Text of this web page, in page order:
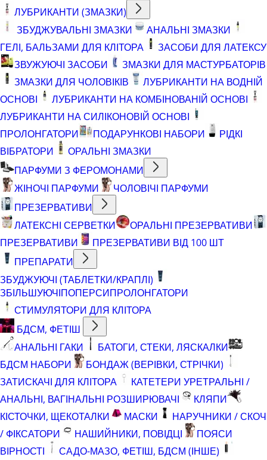
ЛУБРИКАНТИ (ЗМАЗКИ)
ЗБУДЖУВАЛЬНІ ЗМАЗКИ
АНАЛЬНІ ЗМАЗКИ
ГЕЛІ, БАЛЬЗАМИ ДЛЯ КЛІТОРА
ЗАСОБИ ДЛЯ ЛАТЕКСУ
ЗВУЖУЮЧІ ЗАСОБИ
ЗМАЗКИ ДЛЯ МАСТУРБАТОРІВ
ЗМАЗКИ ДЛЯ ЧОЛОВІКІВ
ЛУБРИКАНТИ НА ВОДНІЙ
ОСНОВІ
ЛУБРИКАНТИ НА КОМБІНОВАНІЙ ОСНОВІ
ЛУБРИКАНТИ НА СИЛІКОНОВІЙ ОСНОВІ
ПРОЛОНГАТОРИ
ПОДАРУНКОВІ НАБОРИ
РІДКІ
ВІБРАТОРИ
ОРАЛЬНІ ЗМАЗКИ
ПАРФУМИ З ФЕРОМОНАМИ
ЖІНОЧІ ПАРФУМИ
ЧОЛОВІЧІ ПАРФУМИ
ПРЕЗЕРВАТИВИ
ЛАТЕКСНІ СЕРВЕТКИ
ОРАЛЬНІ ПРЕЗЕРВАТИВИ
ПРЕЗЕРВАТИВИ
ПРЕЗЕРВАТИВИ ВІД 100 ШТ
ПРЕПАРАТИ
ЗБУДЖУЮЧІ (ТАБЛЕТКИ/КРАПЛІ)
ЗБІЛЬШУЮЧІПОПЕРСИПРОЛОНГАТОРИ
СТИМУЛЯТОРИ ДЛЯ КЛІТОРА
БДСМ, ФЕТІШ
АНАЛЬНІ ГАКИ
БАТОГИ, СТЕКИ, ЛЯСКАЛКИ
БДСМ НАБОРИ
БОНДАЖ (ВЕРІВКИ, СТРІЧКИ)
ЗАТИСКАЧІ ДЛЯ КЛІТОРА
КАТЕТЕРИ УРЕТРАЛЬНІ /
АНАЛЬНІ, ВАГІНАЛЬНІ РОЗШИРЮВАЧІ
КЛЯПИ
КІСТОЧКИ, ЩЕКОТАЛКИ
МАСКИ
НАРУЧНИКИ / СКОЧ
/ ФІКСАТОРИ
НАШИЙНИКИ, ПОВІДЦІ
ПОЯСИ
ВІРНОСТІ
САДО-МАЗО, ФЕТІШ, БДСМ (ІНШЕ)